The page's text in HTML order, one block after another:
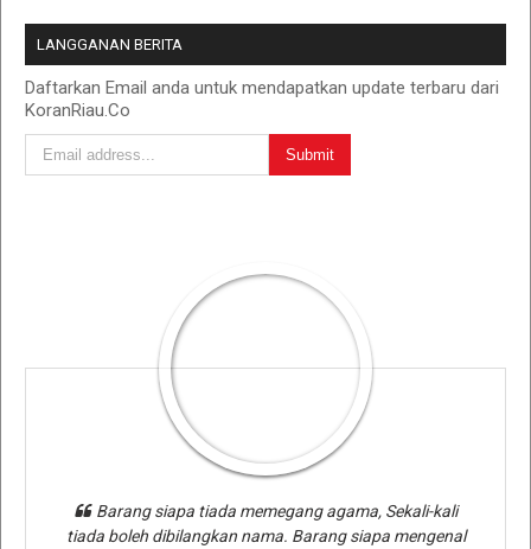
LANGGANAN BERITA
Daftarkan Email anda untuk mendapatkan update terbaru dari
KoranRiau.Co
Barang siapa tiada memegang agama, Sekali-kali
tiada boleh dibilangkan nama. Barang siapa mengenal